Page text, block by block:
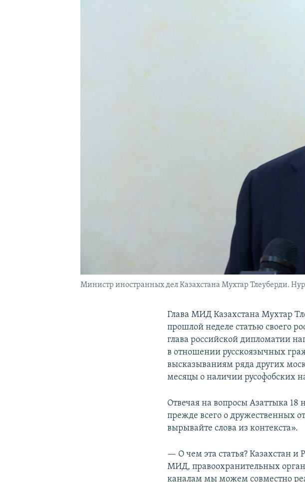
Министр иностранных дел Казахстана Мухтар Тлеуберди.
Глава МИД Казахстана Мухтар
прошлой неделе статью своего
глава российской дипломатии
в отношении русскоязычных
высказываниям ряда других
месяцы о наличии русофобских
Отвечая на вопросы Азаттыка 18
прежде всего о дружественных
вырывайте слова из контекста».
— О чем эта статья? Казахстан
МИД, правоохранительных
каналам мы можем совместно